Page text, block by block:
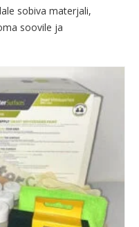
sobiva materjali,
soovile ja